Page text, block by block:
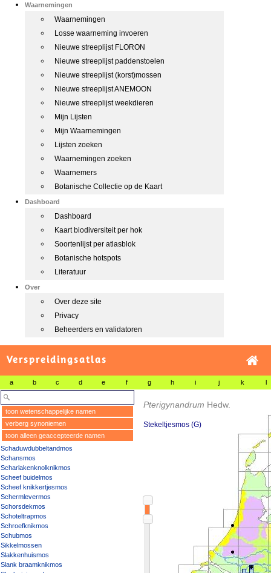
Waarnemingen
Waarnemingen
Losse waarneming invoeren
Nieuwe streeplijst FLORON
Nieuwe streeplijst paddenstoelen
Nieuwe streeplijst (korst)mossen
Nieuwe streeplijst ANEMOON
Nieuwe streeplijst weekdieren
Mijn Lijsten
Mijn Waarnemingen
Lijsten zoeken
Waarnemingen zoeken
Waarnemers
Botanische Collectie op de Kaart
Dashboard
Dashboard
Kaart biodiversiteit per hok
Soortenlijst per atlasblok
Botanische hotspots
Literatuur
Over
Over deze site
Privacy
Beheerders en validatoren
Verspreidingsatlas
a b c d e f g h i j k l
toon wetenschappelijke namen
verberg synoniemen
toon alleen geaccepteerde namen
Schaduwdubbeltandmos
Schansmos
Scharlakenknolknikmos
Scheef buidelmos
Scheef knikkertjesmos
Schermlevermos
Schorsdekmos
Schoteltrapmos
Schroefknikmos
Schubmos
Sikkelmossen
Slakkenhuismos
Slank braamknikmos
Pterigynandrum Hedw.
Stekeltjesmos (G)